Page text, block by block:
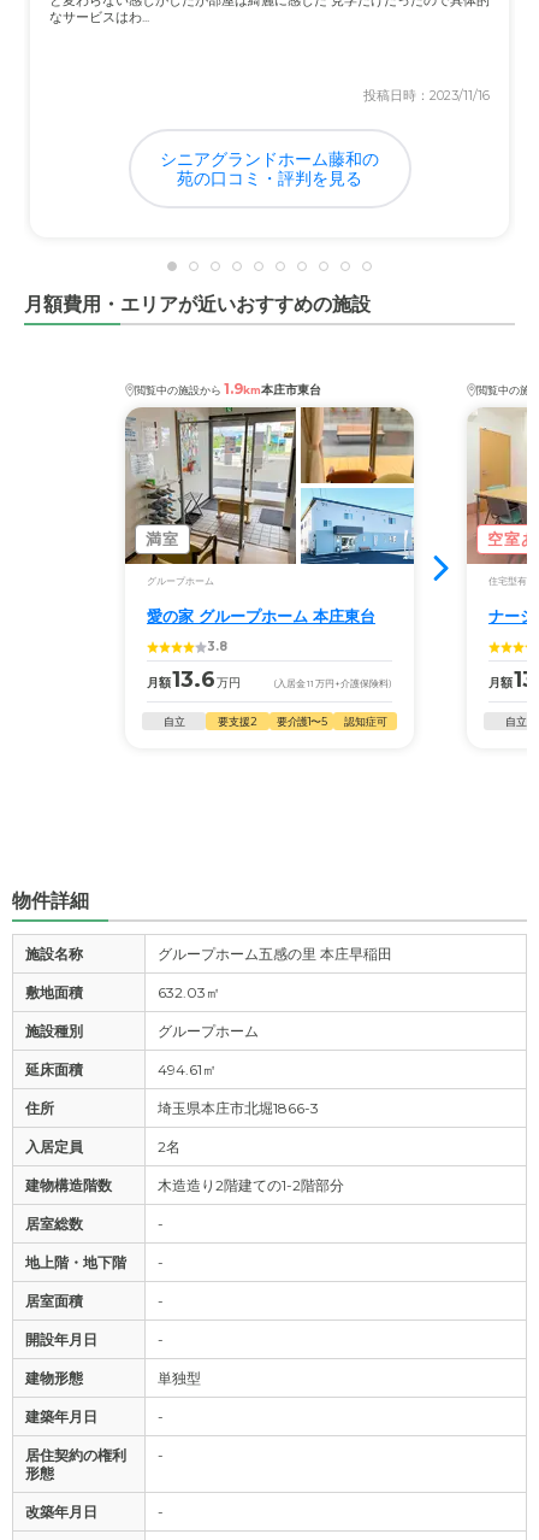
費用とサービスが見合っていないと思う。機能訓練もされ
なサービスはわ...
投稿日時：2023/11/16
シニアグランドホーム藤和の
苑の口コミ・評判を見る
月額費用・エリアが近いおすすめの施設
閲覧中の施設から 1.9km本庄市東台
満室
グループホーム
愛の家 グループホーム 本庄東台
3.8
月額13.6万円 (入居金11 万円 +介護保険料)
自立 要支援2 要介護1〜5 認知症可
閲覧中の施
空室
住宅型有料
ナー
月額
自立
物件詳細
施設名称 グループホーム五感の里 本庄早稲田
敷地面積 632.03㎡
施設種別 グループホーム
延床面積 494.61㎡
住所 埼玉県本庄市北堀1866-3
入居定員 2名
建物構造階数 木造造り2階建ての1-2階部分
居室総数 -
地上階・地下階 -
居室面積 -
開設年月日 -
建物形態 単独型
建築年月日 -
居住契約の権利
形態
-
改築年月日 -